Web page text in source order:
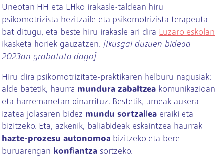
Uneotan HH eta LHko irakasle-taldean hiru
psikomotrizista hezitzaile eta psikomotrizista terapeuta
bat ditugu, eta beste hiru irakasle ari dira Luzaro eskolan
ikasketa horiek gauzatzen. [Ikusgai duzuen bideoa
2023an grabatuta dago]
Hiru dira psikomotrizitate-praktikaren helburu nagusiak:
alde batetik, haurra mundura zabaltzea komunikazioan
eta harremanetan oinarrituz. Bestetik, umeak aukera
izatea jolasaren bidez mundu sortzailea eraiki eta
bizitzeko. Eta, azkenik, baliabideak eskaintzea haurrak
hazte-prozesu autonomoa bizitzeko eta bere
buruarengan konfiantza sortzeko.